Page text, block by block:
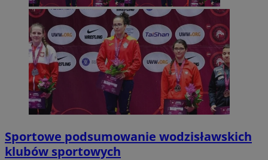
Sportowe podsumowanie wodzisławskich
klubów sportowych